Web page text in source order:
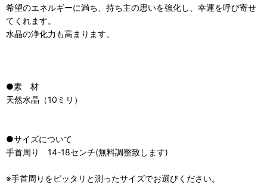
希望のエネルギーに満ち、持ち主の思いを強化し、幸運を呼び寄せ
てくれます。
水晶の浄化力も高まります。
●素 材
天然水晶（10ミリ）
●サイズについて
手首周り 14-18センチ(無料調整致します)
※手首周りをピッタリと測ったサイズでお選びください。